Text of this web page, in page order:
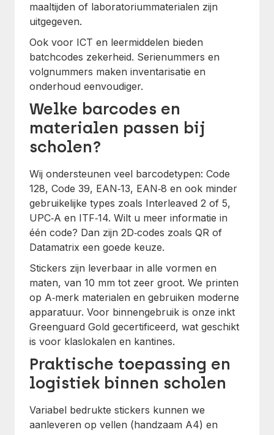
maaltijden of laboratoriummaterialen zijn
uitgegeven.
Ook voor ICT en leermiddelen bieden
batchcodes zekerheid. Serienummers en
volgnummers maken inventarisatie en
onderhoud eenvoudiger.
Welke barcodes en
materialen passen bij
scholen?
Wij ondersteunen veel barcodetypen: Code
128, Code 39, EAN‑13, EAN‑8 en ook minder
gebruikelijke types zoals Interleaved 2 of 5,
UPC‑A en ITF‑14. Wilt u meer informatie in
één code? Dan zijn 2D‑codes zoals QR of
Datamatrix een goede keuze.
Stickers zijn leverbaar in alle vormen en
maten, van 10 mm tot zeer groot. We printen
op A‑merk materialen en gebruiken moderne
apparatuur. Voor binnengebruik is onze inkt
Greenguard Gold gecertificeerd, wat geschikt
is voor klaslokalen en kantines.
Praktische toepassing en
logistiek binnen scholen
Variabel bedrukte stickers kunnen we
aanleveren op vellen (handzaam A4) en